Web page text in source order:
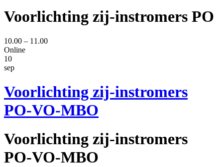
Voorlichting zij-instromers PO
10.00 – 11.00
Online
10
sep
Voorlichting zij-instromers
PO-VO-MBO
Voorlichting zij-instromers
PO-VO-MBO